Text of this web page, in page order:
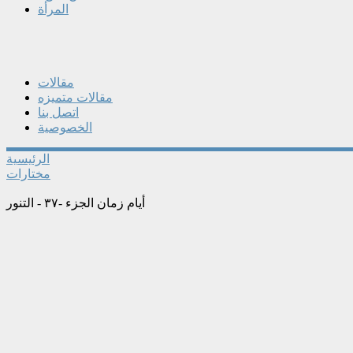
المرأة
مقالات
مقالات متميزه
اتصل بنا
الخصوصية
الرئيسية
مختارات
أيام زمان الجزء -٣٧ - التنور